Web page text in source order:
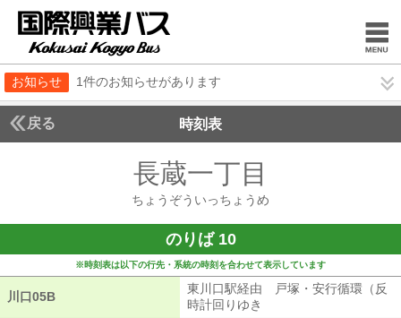
お知らせ 1件のお知らせがあります
戻る 時刻表
長蔵一丁目
ちょうぞういっちょうめ
のりば 10
※時刻表は以下の行先・系統の時刻を合わせて表示しています
川口05B
東川口駅経由 戸塚・安行循環（反
時計回りゆき